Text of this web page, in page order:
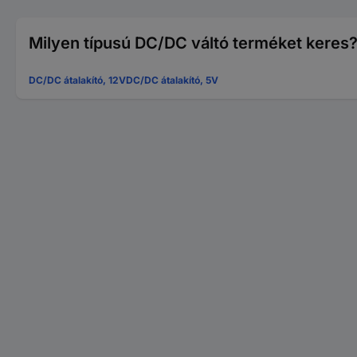
Milyen típusú DC/DC váltó terméket keres?
DC/DC átalakító, 12VDC/DC átalakító, 5V